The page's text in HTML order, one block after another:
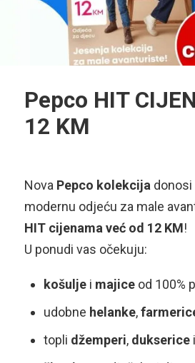
Pepco HIT
12 KM
Nova Pepco kolekcija donosi
modernu odjeću za male
HIT cijenama već od 12 KM!
U ponudi vas očekuju:
košuljei majiceod 100%
udobne helanke,
topli džemperi, duksericei